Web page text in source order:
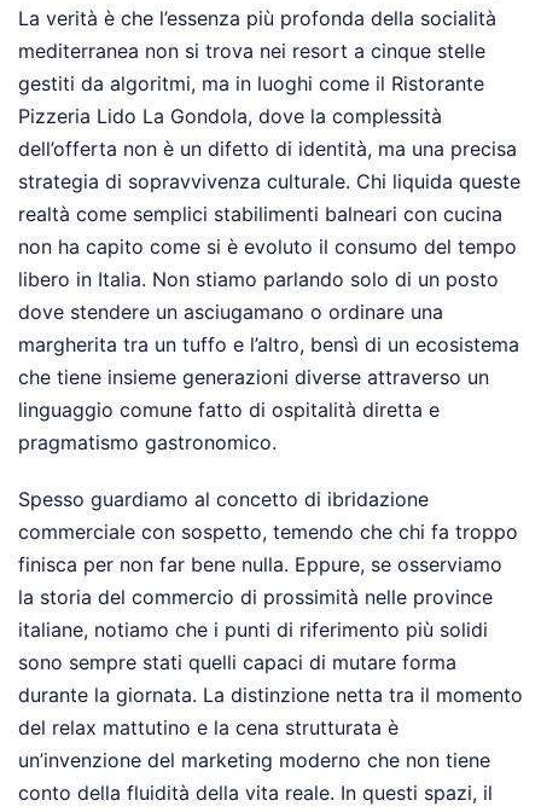
La verità è che l’essenza più profonda della socialità
mediterranea non si trova nei resort a cinque stelle
gestiti da algoritmi, ma in luoghi come il Ristorante
Pizzeria Lido La Gondola, dove la complessità
dell’offerta non è un difetto di identità, ma una precisa
strategia di sopravvivenza culturale. Chi liquida queste
realtà come semplici stabilimenti balneari con cucina
non ha capito come si è evoluto il consumo del tempo
libero in Italia. Non stiamo parlando solo di un posto
dove stendere un asciugamano o ordinare una
margherita tra un tuffo e l’altro, bensì di un ecosistema
che tiene insieme generazioni diverse attraverso un
linguaggio comune fatto di ospitalità diretta e
pragmatismo gastronomico.
Spesso guardiamo al concetto di ibridazione
commerciale con sospetto, temendo che chi fa troppo
finisca per non far bene nulla. Eppure, se osserviamo
la storia del commercio di prossimità nelle province
italiane, notiamo che i punti di riferimento più solidi
sono sempre stati quelli capaci di mutare forma
durante la giornata. La distinzione netta tra il momento
del relax mattutino e la cena strutturata è
un’invenzione del marketing moderno che non tiene
conto della fluidità della vita reale. In questi spazi, il